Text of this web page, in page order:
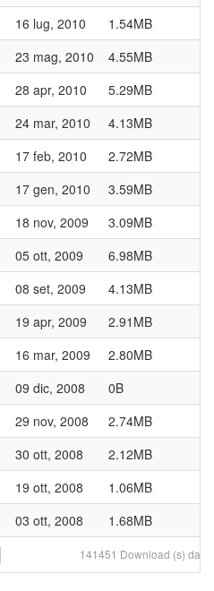
16 lug, 2010
1.54MB
23 mag, 2010
4.55MB
28 apr, 2010
5.29MB
24 mar, 2010
4.13MB
17 feb, 2010
2.72MB
17 gen, 2010
3.59MB
18 nov, 2009
3.09MB
05 ott, 2009
6.98MB
08 set, 2009
4.13MB
19 apr, 2009
2.91MB
16 mar, 2009
2.80MB
09 dic, 2008
0B
29 nov, 2008
2.74MB
30 ott, 2008
2.12MB
19 ott, 2008
1.06MB
03 ott, 2008 1.68MB
141451 Download (s) da